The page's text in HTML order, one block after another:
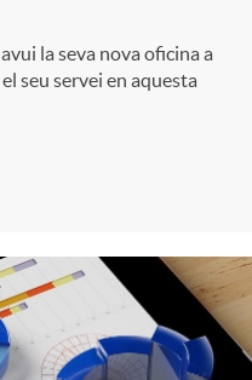
la seva nova oficina a
seu servei en aquesta